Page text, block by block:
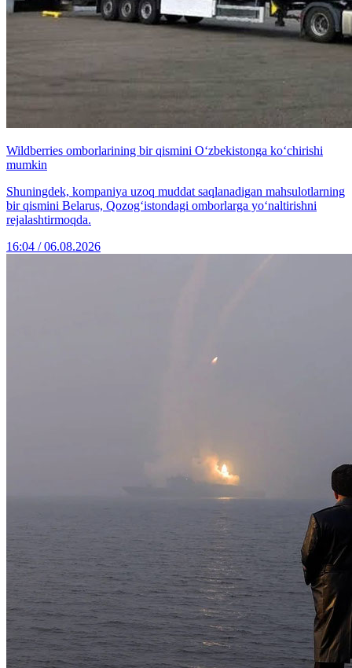
Wildberries omborlarining bir qismini O‘zbekistonga ko‘chirishi
mumkin
Shuningdek, kompaniya uzoq muddat saqlanadigan mahsulotlarning
bir qismini Belarus, Qozog‘istondagi omborlarga yo‘naltirishni
rejalashtirmoqda.
16:04 / 06.08.2026